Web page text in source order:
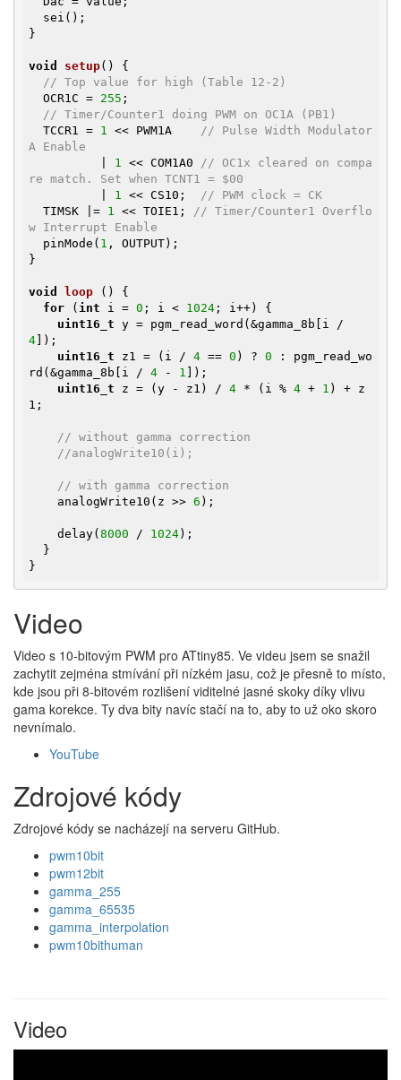
}
void setup()
{
// Top value for high (Table 12-2)
  OCR1C =
255 ;
// Timer/Counter1 doing PWM on OC1A (PB1)
  TCCR1 =
1 << PWM1A // Pulse Width Modulator
A Enable
1 << COM1A0 // OC1x cleared on compa
re match. Set when TCNT1 = $00
1 << CS10; // PWM clock = CK
  TIMSK |=
1 << TOIE1; // Timer/Counter1 Overflo
w Interrupt Enable
  pinMode(
1 , OUTPUT);
}
void loop ()
{
for ( int i = 0 ; i < 1024 ; i++) {
uint16_t
4 ]);
uint16_t z1 = (i / 4 == 0 ) ? 0 : pgm_read_wo
rd(&gamma_8b[i / 4 - 1 ]);
uint16_t z = (y - z1) / 4 * (i % 4 + 1 ) + z
1;
// without gamma correction
//analogWrite10(i);
// with gamma correction
    analogWrite10(z >>
6 );
    delay(
8000 / 1024);
}
Video
Video s 10-bitovým PWM pro ATtiny85. Ve videu jsem se snažil
zachytit zejména stmívání při nízkém jasu, což je přesně to místo,
kde jsou při 8-bitovém rozlišení viditelné jasné skoky díky vlivu
gama korekce. Ty dva bity navíc stačí na to, aby to už oko skoro
nevnímalo.
YouTube
Zdrojové kódy
Zdrojové kódy se nacházejí na serveru GitHub.
pwm10bit
pwm12bit
gamma_255
gamma_65535
gamma_interpolation
pwm10bithuman
Video